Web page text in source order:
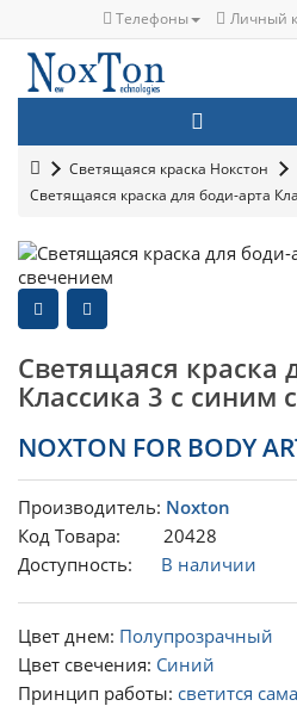
Телефоны Личный
Светящаяся краска Нокстон
Светящаяся краска для боди-арта
Светящаяся краска
Классика 3 с синим
NOXTON FOR BODY
Производитель: Noxton
Код Товара: 20428
Доступность: В наличии
Цвет днем: Полупрозрачный
Цвет свечения: Синий
Принцип работы: светится